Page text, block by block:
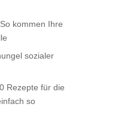
kommen Ihre
sozialer
Rezepte für die
so